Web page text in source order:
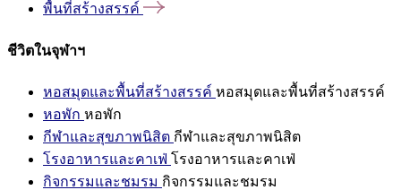
พื้นที่สร้างสรรค์
ชีวิตในจุฬาฯ
หอสมุดและพื้นที่สร้างสรรค์ หอสมุดและพื้นที่สร้างสรรค์
หอพัก หอพัก
กีฬาและสุขภาพนิสิต กีฬาและสุขภาพนิสิต
โรงอาหารและคาเฟ่ โรงอาหารและคาเฟ่
กิจกรรมและชมรม กิจกรรมและชมรม